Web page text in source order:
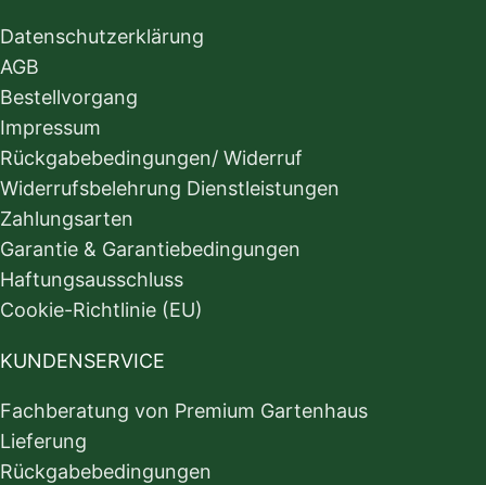
Datenschutzerklärung
AGB
Bestellvorgang
Impressum
Rückgabebedingungen/ Widerruf
Widerrufsbelehrung Dienstleistungen
Zahlungsarten
Garantie & Garantiebedingungen
Haftungsausschluss
Cookie-Richtlinie (EU)
KUNDENSERVICE
Fachberatung von Premium Gartenhaus
Lieferung
Rückgabebedingungen